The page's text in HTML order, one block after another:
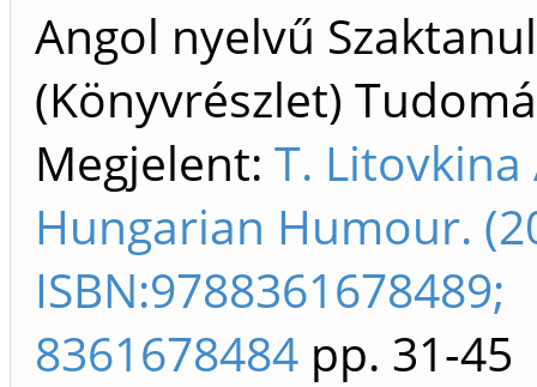
Angol nyelvű
(Könyvrészlet)
Megjelent: T. Litovkina
Hungarian Humour.
ISBN:9788361678489;
8361678484 pp. 31-45